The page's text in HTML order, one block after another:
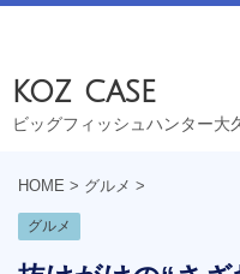
koz case
ビッグフィッシュハンター大
HOME > グルメ >
グルメ